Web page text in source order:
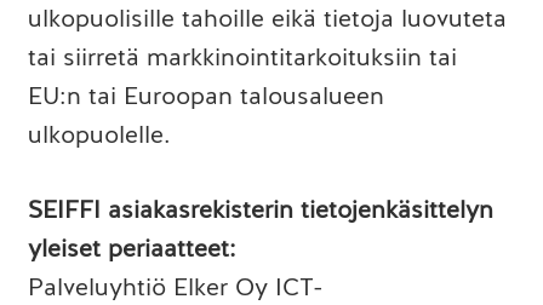
ulkopuolisille tahoille eikä tietoja luovuteta
tai siirretä markkinointitarkoituksiin tai
EU:n tai Euroopan talousalueen
ulkopuolelle.
SEIFFI asiakasrekisterin tietojenkäsittelyn
yleiset periaatteet:
Palveluyhtiö Elker Oy ICT-